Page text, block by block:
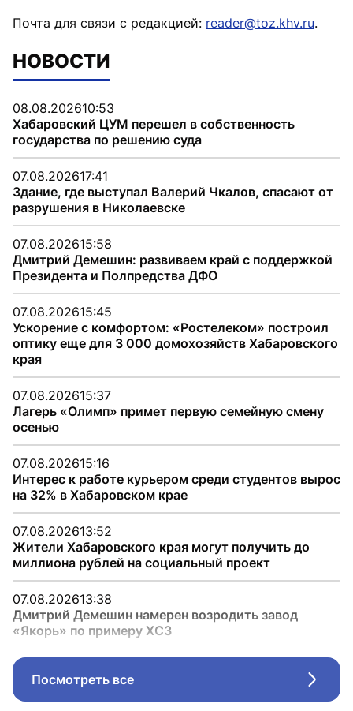
Почта для связи с редакцией: reader@toz.khv.ru.
НОВОСТИ
08.08.202610:53
Хабаровский ЦУМ перешел в собственность
государства по решению суда
07.08.202617:41
Здание, где выступал Валерий Чкалов, спасают от
разрушения в Николаевске
07.08.202615:58
Дмитрий Демешин: развиваем край с поддержкой
Президента и Полпредства ДФО
07.08.202615:45
Ускорение с комфортом: «Ростелеком» построил
оптику еще для 3 000 домохозяйств Хабаровского
края
07.08.202615:37
Лагерь «Олимп» примет первую семейную смену
осенью
07.08.202615:16
Интерес к работе курьером среди студентов вырос
на 32% в Хабаровском крае
07.08.202613:52
Жители Хабаровского края могут получить до
миллиона рублей на социальный проект
07.08.202613:38
Дмитрий Демешин намерен возродить завод
«Якорь» по примеру ХСЗ
Посмотреть все